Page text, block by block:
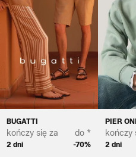
BUGATTI
kończy się za
2 dni
do *
-70%
PIER
kończy
2 dni